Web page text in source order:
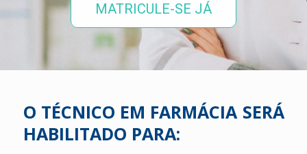
MATRICULE-SE JÁ
O TÉCNICO EM FARMÁCIA SERÁ
HABILITADO PARA: